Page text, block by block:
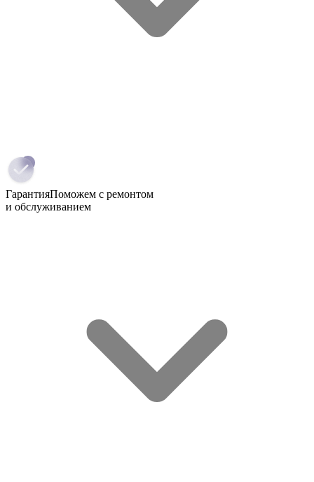
ГарантияПоможем с ремонтом
и обслуживанием